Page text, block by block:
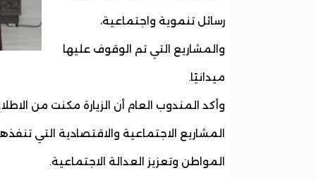
رسائل تنموية واجتماعية،
والمشاريع التي تم الوقوف عليها
ميدانيًا.
وأكد المندوب العام أن الزيارة مكنت من
المشاريع الاجتماعية والاقتصادية التي
المواطن وتعزيز العدالة الاجتماعية.